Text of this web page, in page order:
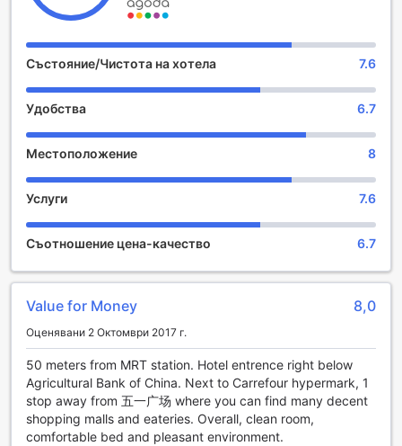
Branch е подходящ за семейства, тъй като предлага
години, което го прави идеален избор за семейни
ваканции. С разнообразие от стаи, които могат да
отговорят на нуждите на всеки гост, хотелът обещава
незабравимо изживяване в Чангша.
Удобства в Vienna International Hotel Changsha Furong
Square Branch
Vienna International Hotel Changsha Furong Square Branch
удобство на своите гости. С 24-часова рум-сървиз
услуга, можете да се насладите на вкусни ястия и
напитки директно в стаята си, без да напускате уюта на
всички стаи и публични зони ви позволява да останете
свързани с близките си или да работите по важни
проекти, без да се притеснявате за интернет
свързаността.
Хотелът предлага и удобства като експресно
настаняване и напускане, което е идеално за
пътуващите, които ценят своето време. За удобство на
гостите, е налично и помещение за съхранение на
Състояние/Чистота на хотела 7.6
Удобства 6.7
Местоположение 8
Услуги 7.6
Съотношение цена-качество 6.7
Value for Money 8,0
Оценявани 2 Октомври 2017 г.
50 meters from MRT station. Hotel entrence right below
Agricultural Bank of China. Next to Carrefour hypermark, 1
stop away from 五一广场 where you can find many decent
shopping malls and eateries. Overall, clean room,
comfortable bed and pleasant environment.